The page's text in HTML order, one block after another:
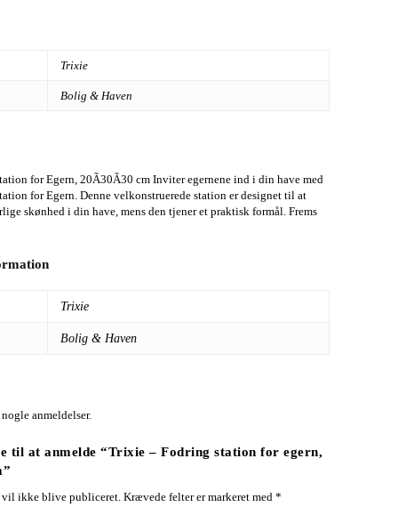
Trixie
Bolig & Haven
for Egern, 20Ã30Ã30 cm Inviter egernene ind i din have med
for Egern. Denne velkonstruerede station er designet til at
skønhed i din have, mens den tjener et praktisk formål. Frems
Trixie
Bolig & Haven
anmeldelser.
til at anmelde “Trixie – Fodring station for egern,
vil ikke blive publiceret. Krævede felter er markeret med*